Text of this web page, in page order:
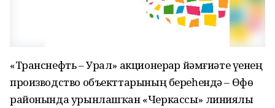
«Транснефть – Урал» акционерҙар йәмғиәте үҙенең
производство объекттарының береһендә – Өфө
районында урынлашҡан «Черкассы» линиялы